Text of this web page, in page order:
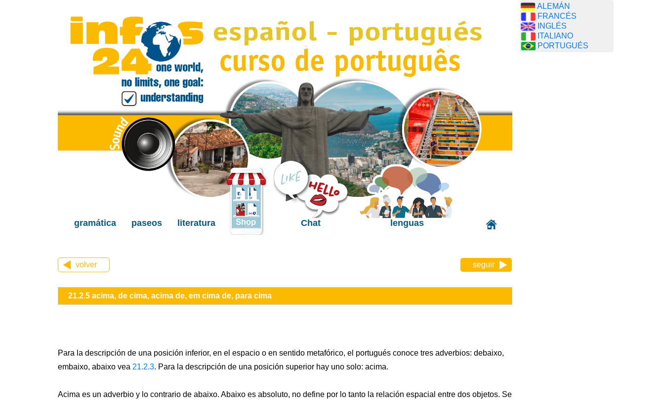
gramática paseos literatura Chat lenguas
volver seguir
21.2.5 acima, de cima, acima de, em cima de, para cima
Para la descripción de una posición inferior, en el espacio o en sentido metafórico, el portugués conoce tres adverbios: debaixo,
embaixo, abaixo vea 21.2.3. Para la descripción de una posición superior hay uno solo: acima.
Acima es un adverbio y lo contrario de abaixo. Abaixo es absoluto, no define por lo tanto la relación espacial entre dos objetos. Se
ALEMÁN
FRANCÉS
INGLÉS
ITALIANO
PORTUGUÉS